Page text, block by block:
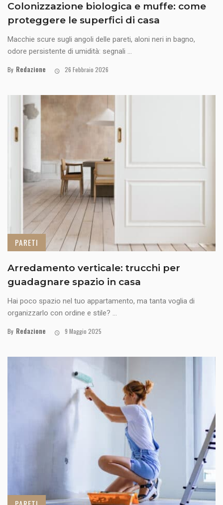
Colonizzazione biologica e muffe: come
proteggere le superfici di casa
Macchie scure sugli angoli delle pareti, aloni neri in bagno,
odore persistente di umidità: segnali ...
By Redazione 26 Febbraio 2026
PARETI
Arredamento verticale: trucchi per
guadagnare spazio in casa
Hai poco spazio nel tuo appartamento, ma tanta voglia di
organizzarlo con ordine e stile? ...
By Redazione 9 Maggio 2025